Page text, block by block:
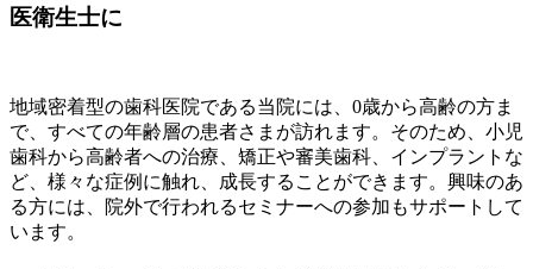
医衛生士に
地域密着型の歯科医院である当院には、0歳から高齢の方ま
で、すべての年齢層の患者さまが訪れます。そのため、小児
歯科から高齢者への治療、矯正や審美歯科、インプラントな
ど、様々な症例に触れ、成長することができます。興味のあ
る方には、院外で行われるセミナーへの参加もサポートして
います。